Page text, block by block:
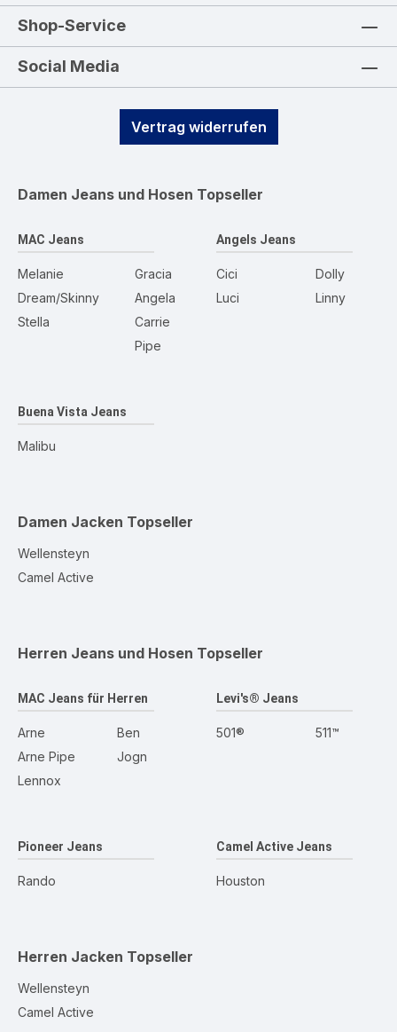
Shop-Service
Social Media
Vertrag widerrufen
Damen Jeans und Hosen Topseller
MAC Jeans
Melanie
Dream/Skinny
Stella
Gracia
Angela
Carrie
Pipe
Angels Jeans
Cici
Luci
Dolly
Linny
Buena Vista Jeans
Malibu
Damen Jacken Topseller
Wellensteyn
Camel Active
Herren Jeans und Hosen Topseller
MAC Jeans für Herren
Arne
Arne Pipe
Lennox
Ben
Jogn
Levi's® Jeans
501® 511™
Pioneer Jeans
Rando
Camel Active Jeans
Houston
Herren Jacken Topseller
Wellensteyn
Camel Active